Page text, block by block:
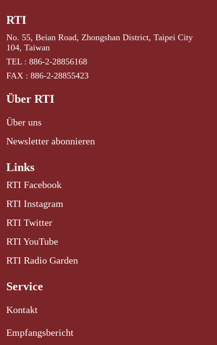
RTI
No. 55, Beian Road, Zhongshan District, Taipei City
104, Taiwan
TEL : 886-2-28856168
FAX : 886-2-28855423
Über RTI
Über uns
Newsletter abonnieren
Links
RTI Facebook
RTI Instagram
RTI Twitter
RTI YouTube
RTI Radio Garden
Service
Kontakt
Empfangsbericht